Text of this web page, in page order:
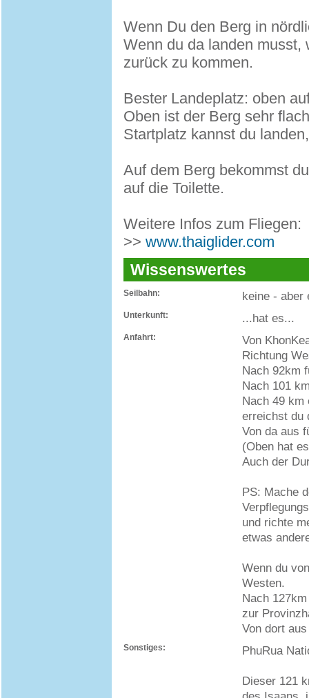
Wenn Du den Berg in
Wenn du da landen
zurück zu kommen.
Bester Landeplatz: oben
Oben ist der Berg sehr
Startplatz kannst du
Auf dem Berg bekommst
auf die Toilette.
Weitere Infos zum Fliegen:
>> www.thaiglider.com
Wissenswertes
Seilbahn: keine - aber
Unterkunft: ...hat es...
Anfahrt:
Von
Richtung
Nach 92km
Nach 101
Nach 49 km
erreichst du
Von da aus
(Oben hat
Auch der
PS: Mache
und richte
etwas
Wenn du
Westen.
Nach
zur
Von dort
Sonstiges: PhuRua
Dieser 121